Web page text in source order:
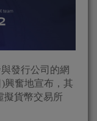
發行公司的網
)興奮地宣布，其
擬貨幣交易所